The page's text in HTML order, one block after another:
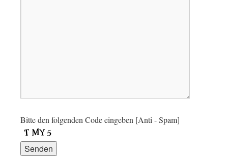
Bitte den folgenden Code eingeben [Anti - Spam]